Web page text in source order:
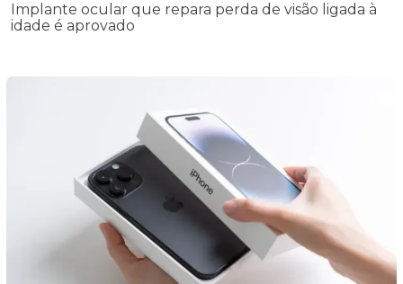
Implante ocular que repara perda de visão ligada à
idade é aprovado